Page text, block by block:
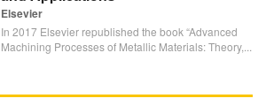
Elsevier
In 2017 Elsevier republished the book “Advanced
Machining Processes of Metallic Materials: Theory,...